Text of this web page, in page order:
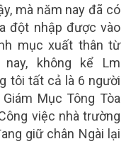
mà năm nay đã có
đột nhập được vào
mục xuất thân từ
nay, không kể Lm
tôi tất cả là 6 người
Mục Tông Tòa
việc nhà trường
giữ chân Ngài lại